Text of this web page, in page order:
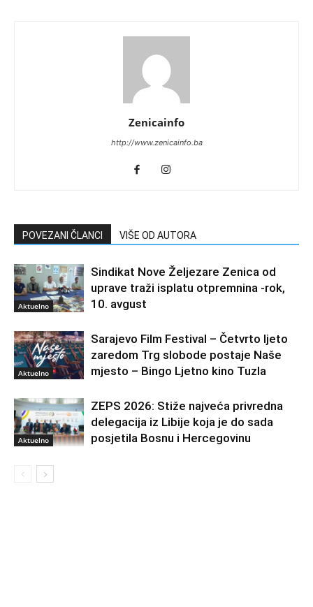
Zenicainfo
http://www.zenicainfo.ba
POVEZANI ČLANCI VIŠE OD AUTORA
Aktuelno
Sindikat Nove Željezare Zenica od
uprave traži isplatu otpremnina -rok,
10. avgust
Aktuelno
Sarajevo Film Festival – Četvrto ljeto
zaredom Trg slobode postaje Naše
mjesto – Bingo Ljetno kino Tuzla
Aktuelno
ZEPS 2026: Stiže najveća privredna
delegacija iz Libije koja je do sada
posjetila Bosnu i Hercegovinu